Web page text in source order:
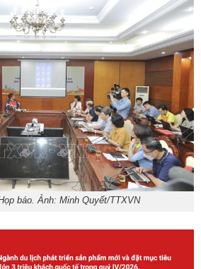
báo. Ảnh: Minh Quyết/TTXVN